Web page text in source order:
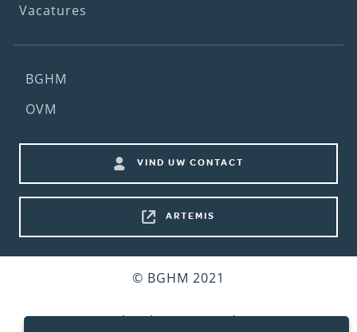
Vacatures
Footer
(2nd
BGHM
OVM
shortcuts
VIND UW CONTACT
ARTEMIS
© BGHM 2021
Gebruiksvoorwaarden